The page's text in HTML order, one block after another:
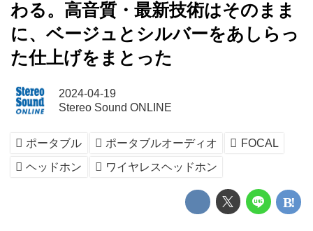
わる。高音質・最新技術はそのまま
に、ベージュとシルバーをあしらっ
た仕上げをまとった
2024-04-19
Stereo Sound ONLINE
ポータブル ポータブルオーディオ
FOCAL
ヘッドホン
ワイヤレスヘッドホン